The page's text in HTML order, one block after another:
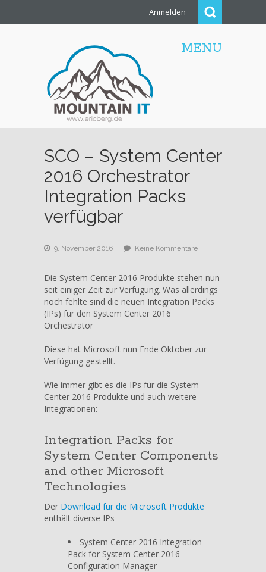
Anmelden
MENU
SCO – System Center
2016 Orchestrator
Integration Packs
verfügbar
9. November 2016 Keine Kommentarezu
System
Center
2016
verfügbar
Die System Center 2016 Produkte stehen nun
seit einiger Zeit zur Verfügung. Was allerdings
noch fehlte sind die neuen Integration Packs
(IPs) für den System Center 2016
Orchestrator
Diese hat Microsoft nun Ende Oktober zur
Verfügung gestellt.
Wie immer gibt es die IPs für die System
Center 2016 Produkte und auch weitere
Integrationen:
Integration Packs for
System Center Components
and other Microsoft
Technologies
Der Download für die Microsoft Produkte
enthält diverse IPs
System Center 2016 Integration
Pack for System Center 2016
Configuration Manager